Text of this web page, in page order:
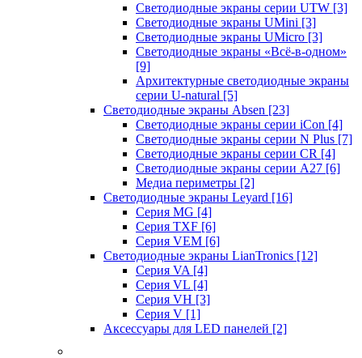
Светодиодные экраны серии UTW [3]
Светодиодные экраны UMini [3]
Светодиодные экраны UMicro [3]
Светодиодные экраны «Всё-в-одном»
[9]
Архитектурные светодиодные экраны
серии U-natural [5]
Светодиодные экраны Absen [23]
Светодиодные экраны серии iCon [4]
Светодиодные экраны серии N Plus [7]
Светодиодные экраны серии CR [4]
Светодиодные экраны серии А27 [6]
Медиа периметры [2]
Светодиодные экраны Leyard [16]
Серия MG [4]
Серия TXF [6]
Серия VEM [6]
Светодиодные экраны LianTronics [12]
Серия VA [4]
Серия VL [4]
Серия VH [3]
Серия V [1]
Аксессуары для LED панелей [2]